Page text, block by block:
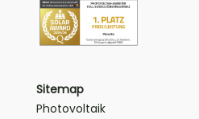
Sitemap
Photovoltaik